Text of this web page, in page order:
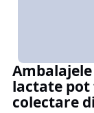
lactate pot
colectare